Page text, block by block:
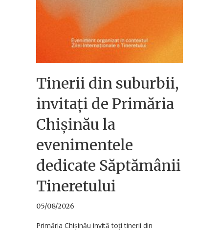
Tinerii din suburbii,
invitați de Primăria
Chișinău la
evenimentele
dedicate Săptămânii
Tineretului
05/08/2026
Primăria Chișinău invită toți tinerii din